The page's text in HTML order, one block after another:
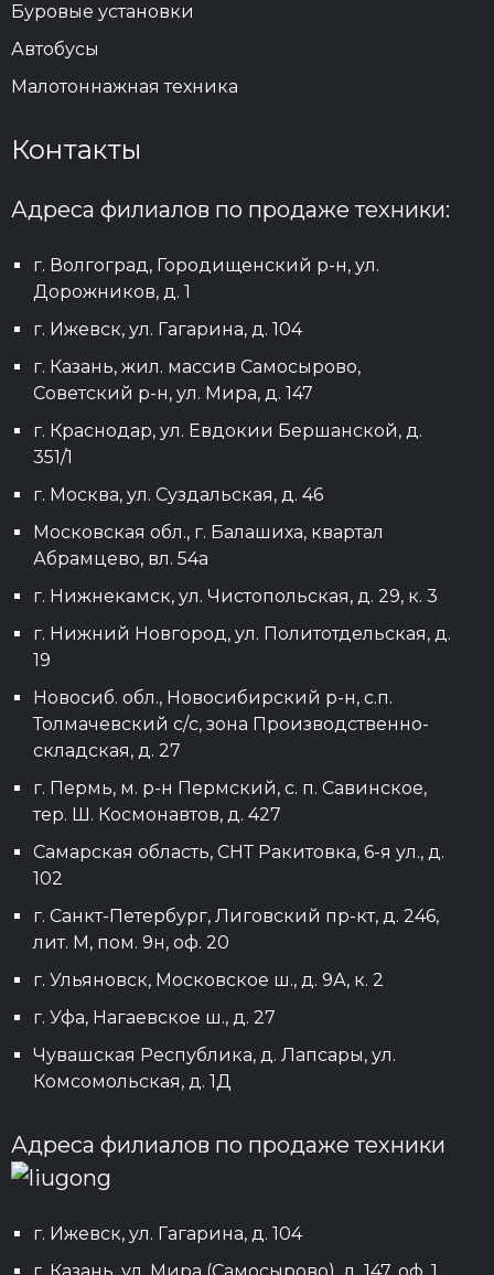
Буровые установки
Автобусы
Малотоннажная техника
Контакты
Адреса филиалов по продаже техники:
г. Волгоград, Городищенский р-н, ул.
Дорожников, д. 1
г. Ижевск, ул. Гагарина, д. 104
г. Казань, жил. массив Самосырово,
Советский р-н, ул. Мира, д. 147
г. Краснодар, ул. Евдокии Бершанской, д.
351/1
г. Москва, ул. Суздальская, д. 46
Московская обл., г. Балашиха, квартал
Абрамцево, вл. 54а
г. Нижнекамск, ул. Чистопольская, д. 29, к. 3
г. Нижний Новгород, ул. Политотдельская, д.
19
Новосиб. обл., Новосибирский р-н, с.п.
Толмачевский с/с, зона Производственно-
складская, д. 27
г. Пермь, м. р-н Пермский, с. п. Савинское,
тер. Ш. Космонавтов, д. 427
Самарская область, СНТ Ракитовка, 6-я ул., д.
102
г. Санкт-Петербург, Лиговский пр-кт, д. 246,
лит. М, пом. 9н, оф. 20
г. Ульяновск, Московское ш., д. 9А, к. 2
г. Уфа, Нагаевское ш., д. 27
Чувашская Республика, д. Лапсары, ул.
Комсомольская, д. 1Д
Адреса филиалов по продаже техники
г. Ижевск, ул. Гагарина, д. 104